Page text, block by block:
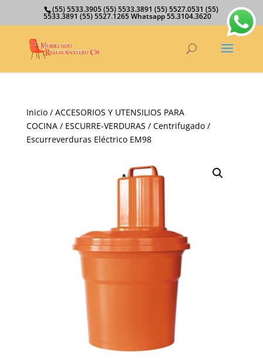
(55) 5533.3905 (55) 5533.3891 (55) 5527.0531 (55)
5533.3891 (55) 5527.1265 Whatsapp 55.3104.3620
Inicio/ ACCESORIOS Y UTENSILIOS PARA
COCINA/ ESCURRE-VERDURAS / Centrifugado /
Escurreverduras Eléctrico EM98